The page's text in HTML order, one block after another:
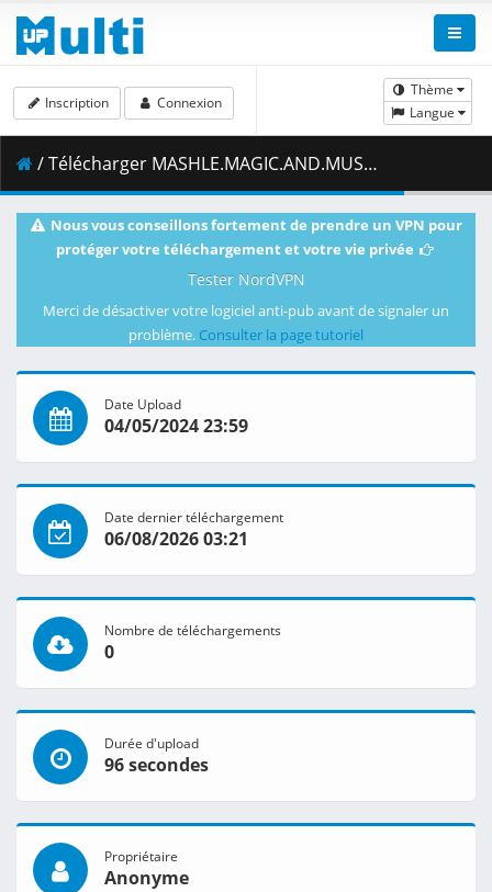
Thème
Langue
Inscription Connexion
/ Télécharger MASHLE.MAGIC.AND.MUSCLES.S02E19.Mash.Burnedead.and.the.Magical.Maestro.1080p.CR.WEB-DL.AAC2.0.H.264.DUAL-VARYG.mkv.001 ( 466.90 MB )
Nous vous conseillons fortement de prendre un VPN pour
protéger votre téléchargement et votre vie privée
Tester NordVPN
Merci de désactiver votre logiciel anti-pub avant de signaler un
problème. Consulter la page tutoriel
Date Upload
04/05/2024 23:59
Date dernier téléchargement
06/08/2026 03:21
Nombre de téléchargements
0
Durée d'upload
96 secondes
Propriétaire
Anonyme